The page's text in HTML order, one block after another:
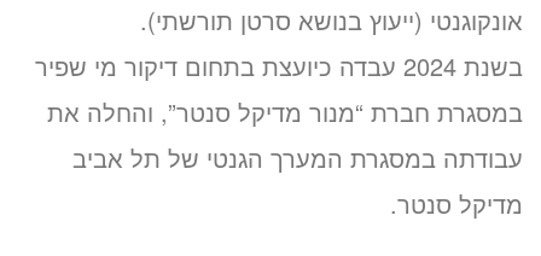
אונקוגנטי (ייעוץ בנושא סרטן תורשתי).
בשנת 2024 עבדה כיועצת בתחום דיקור מי שפיר
במסגרת חברת “מנור מדיקל סנטר”, והחלה את
עבודתה במסגרת המערך הגנטי של תל אביב
מדיקל סנטר.